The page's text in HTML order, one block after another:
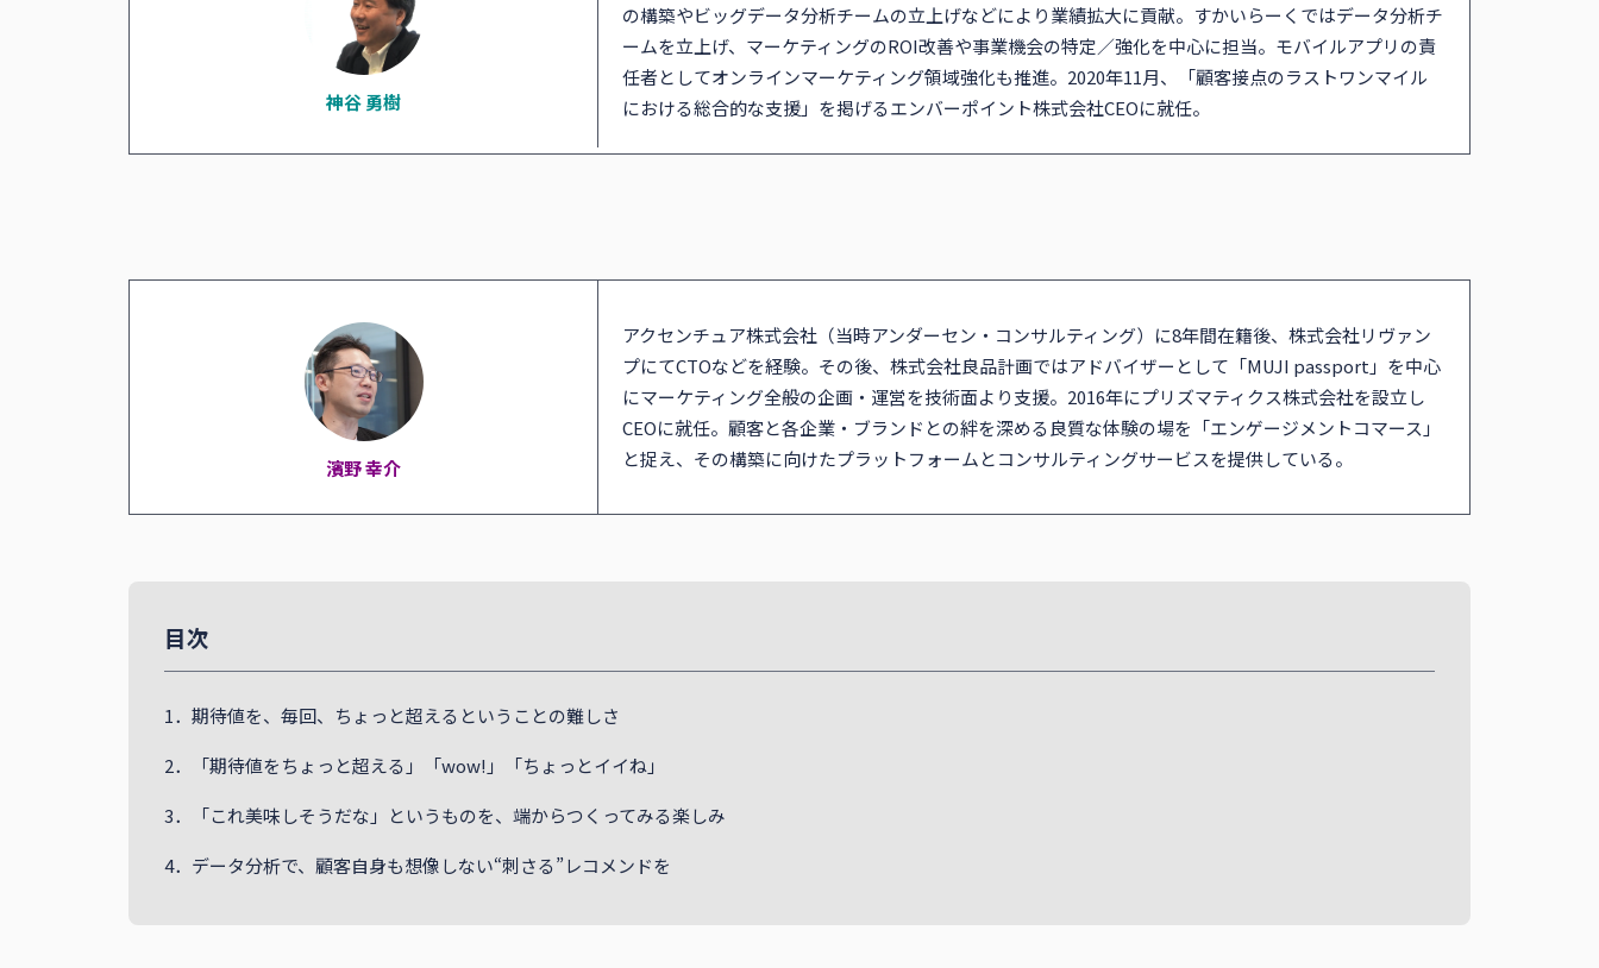
神谷 勇樹
の構築やビッグデータ分析チームの立上げなどにより業績拡大に貢献。すかいらーくではデータ分析チ
ームを立上げ、マーケティングのROI改善や事業機会の特定／強化を中心に担当。モバイルアプリの責
任者としてオンラインマーケティング領域強化も推進。2020年11月、「顧客接点のラストワンマイル
における総合的な支援」を掲げるエンバーポイント株式会社CEOに就任。
濱野 幸介
アクセンチュア株式会社（当時アンダーセン・コンサルティング）に8年間在籍後、株式会社リヴァン
プにてCTOなどを経験。その後、株式会社良品計画ではアドバイザーとして「MUJI passport」を中心
にマーケティング全般の企画・運営を技術面より支援。2016年にプリズマティクス株式会社を設立し
CEOに就任。顧客と各企業・ブランドとの絆を深める良質な体験の場を「エンゲージメントコマース」
と捉え、その構築に向けたプラットフォームとコンサルティングサービスを提供している。
目次
1．期待値を、毎回、ちょっと超えるということの難しさ
2．「期待値をちょっと超える」「wow!」「ちょっとイイね」
3．「これ美味しそうだな」というものを、端からつくってみる楽しみ
4．データ分析で、顧客自身も想像しない“刺さる”レコメンドを